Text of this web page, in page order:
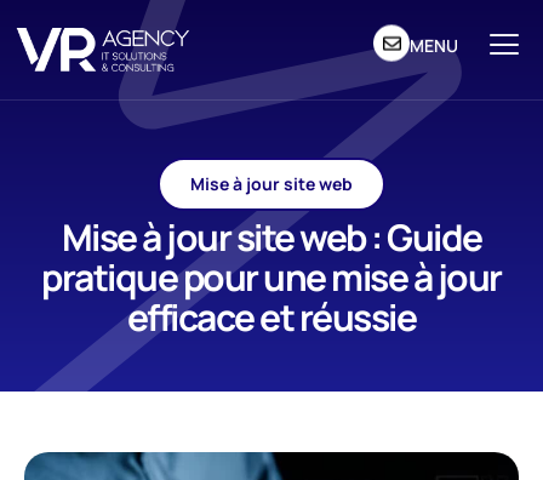
MENU
Mise à jour site web
Mise à jour site web : Guide
pratique pour une mise à jour
efficace et réussie